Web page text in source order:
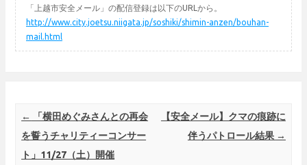
「上越市安全メール」の配信登録は以下のURLから。
http://www.city.joetsu.niigata.jp/soshiki/shimin-anzen/bouhan-
mail.html
Post navigation
←
「横田めぐみさんとの再会
を誓うチャリティーコンサー
ト」11/27（土）開催
【安全メール】クマの痕跡に
伴うパトロール結果 →